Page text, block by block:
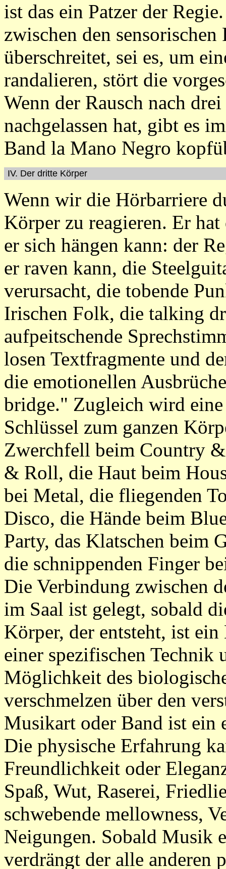
ist das ein Patzer der
zwischen den
überschreitet, sei es, um
randalieren, stört die
Wenn der Rausch nach
nachgelassen hat, gibt es
Band la Mano Negro
IV. Der dritte Körper
Wenn wir die Hörbarriere
Körper zu reagieren. Er
er sich hängen kann: der
er raven kann, die
verursacht, die tobende
Irischen Folk, die talking
aufpeitschende
losen Textfragmente und
die emotionellen
bridge." Zugleich wird
Schlüssel zum ganzen
Zwerchfell beim Country
& Roll, die Haut beim
bei Metal, die fliegenden
Disco, die Hände beim
Party, das Klatschen beim
die schnippenden Finger
Die Verbindung zwischen
im Saal ist gelegt, sobald
Körper, der entsteht, ist
einer spezifischen Technik
Möglichkeit des
verschmelzen über den
Musikart oder Band ist ein
Die physische Erfahrung
Freundlichkeit oder
Spaß, Wut, Raserei,
schwebende mellowness,
Neigungen. Sobald Musik
verdrängt der alle anderen